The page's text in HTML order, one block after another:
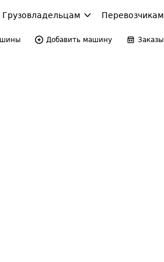
Грузовладельцам Перевозчикам
Добавить машину Заказы